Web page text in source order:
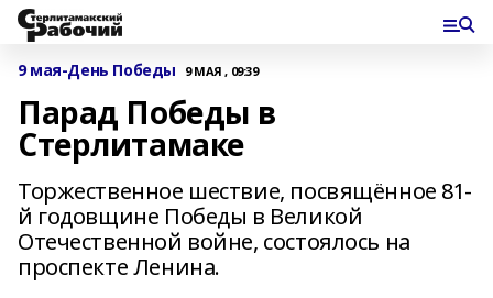
9 мая-День Победы 9 МАЯ , 09:39
Парад Победы в
Стерлитамаке
Торжественное шествие, посвящённое 81-
й годовщине Победы в Великой
Отечественной войне, состоялось на
проспекте Ленина.